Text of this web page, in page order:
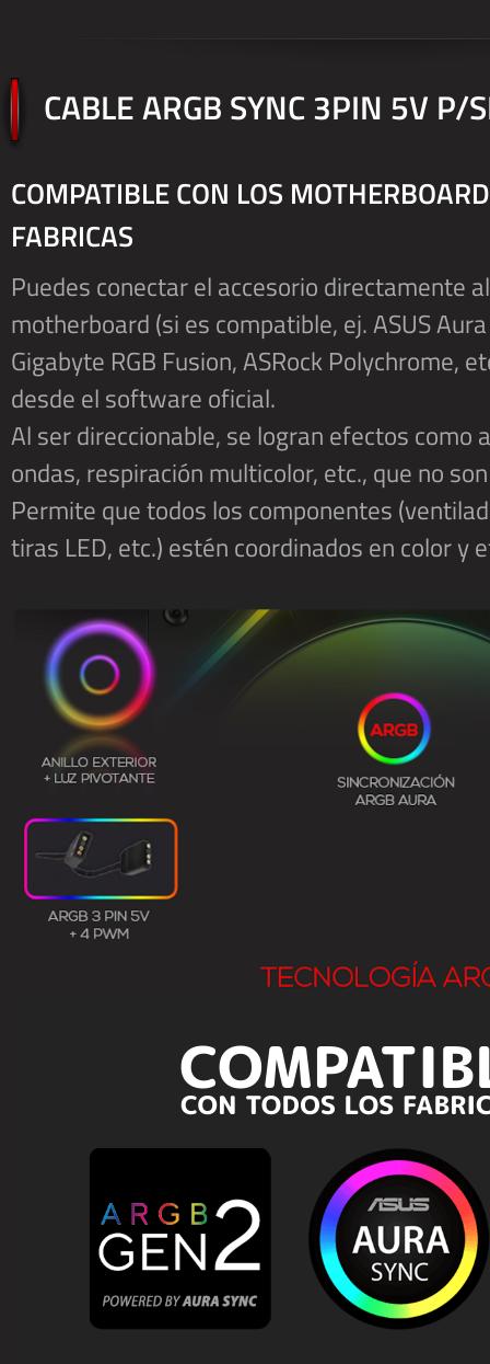
CABLE ARGB SYNC 3PIN 5V P/
COMPATIBLE CON LOS
FABRICAS
Puedes conectar el accesorio directamente
motherboard (si es compatible, ej. ASUS
Gigabyte RGB Fusion, ASRock Polychrome,
desde el software oficial.
Al ser direccionable, se logran efectos como
ondas, respiración multicolor, etc., que no
Permite que todos los componentes
tiras LED, etc.) estén coordinados en color y